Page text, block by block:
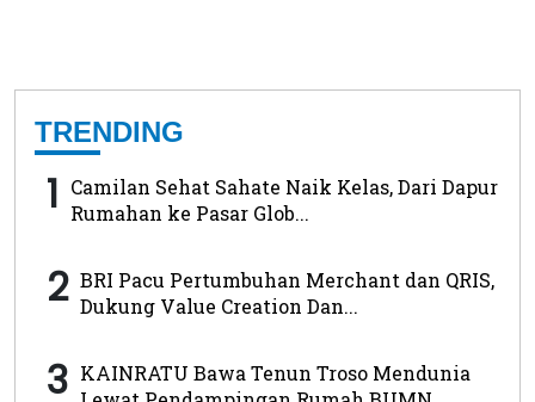
TRENDING
1 Camilan Sehat Sahate Naik Kelas, Dari Dapur
Rumahan ke Pasar Glob...
2 BRI Pacu Pertumbuhan Merchant dan QRIS,
Dukung Value Creation Dan...
3 KAINRATU Bawa Tenun Troso Mendunia